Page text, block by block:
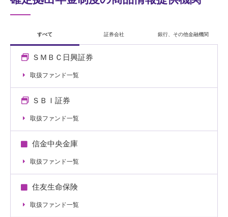
すべて 証券会社 銀行、その他金融機関
ＳＭＢＣ日興証券
取扱ファンド一覧
ＳＢＩ証券
取扱ファンド一覧
信金中央金庫
取扱ファンド一覧
住友生命保険
取扱ファンド一覧